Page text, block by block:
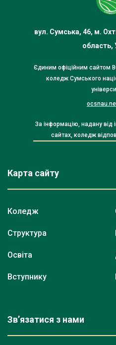
вул. Сумська, 46, м.
область,
Єдиним офіційним сайтом
коледж Сумського
За інформацію, надану
сайтах, коледж
Карта сайту
Коледж
Структура
Освіта
Вступнику
Зв’язатися з нами